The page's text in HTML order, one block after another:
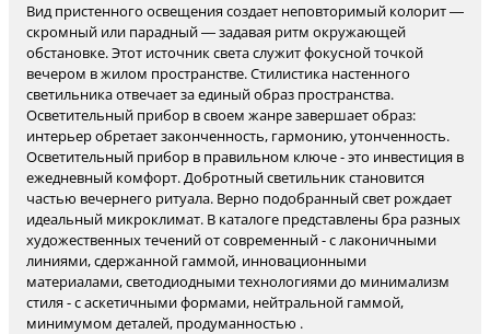
Вид пристенного освещения создает неповторимый колорит —
скромный или парадный — задавая ритм окружающей
обстановке. Этот источник света служит фокусной точкой
вечером в жилом пространстве. Стилистика настенного
светильника отвечает за единый образ пространства.
Осветительный прибор в своем жанре завершает образ:
интерьер обретает законченность, гармонию, утонченность.
Осветительный прибор в правильном ключе - это инвестиция в
ежедневный комфорт. Добротный светильник становится
частью вечернего ритуала. Верно подобранный свет рождает
идеальный микроклимат. В каталоге представлены бра разных
художественных течений от современный - с лаконичными
линиями, сдержанной гаммой, инновационными
материалами, светодиодными технологиями до минимализм
стиля - с аскетичными формами, нейтральной гаммой,
минимумом деталей, продуманностью .